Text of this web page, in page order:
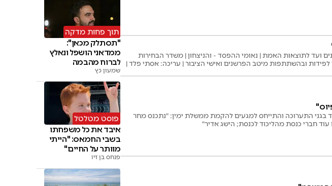
ועד לתוצאות האמת | נאומי ההפסד - והניצחון | משדר הבחירות
לפידות ובהשתתפות מיטב הפרשנים ואישי הציבור | עריכה: אסתי פלד |
בגני התערוכה והתייחס למגעים להקמת ממשלת ימין: "נתכנס מחר
חברי כנסת מהליכוד לכנסת; הישג אדיר"
תוך פחות מדקה
"תסתלק מכאן":
ממדאני הושפל ונאלץ
לברוח מהבמה
שמעון כץ
פוסט מטלטל
איבד את כל משפחתו
בשבי החמאס: "הייתי
מוותר על החיים"
פנחס בן זיו